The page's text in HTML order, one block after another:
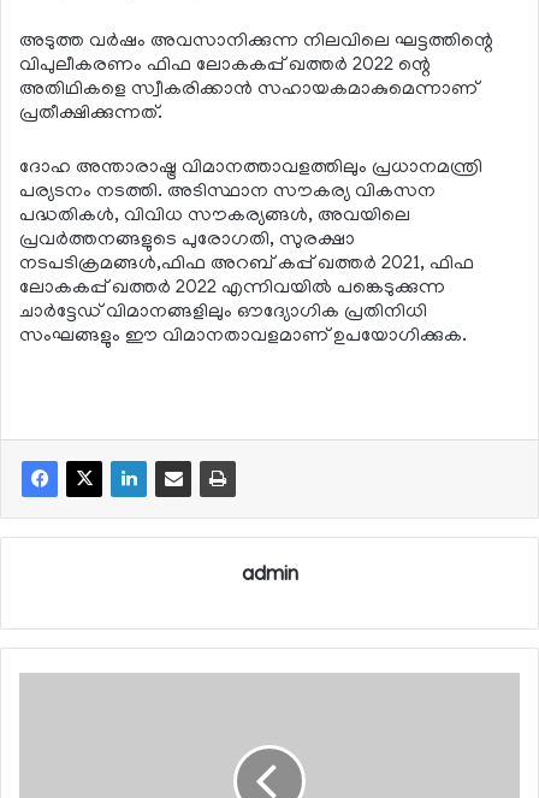
അടുത്ത വര്‍ഷം അവസാനിക്കുന്ന നിലവിലെ ഘട്ടത്തിന്റെ
വിപുലീകരണം ഫിഫ ലോകകപ്പ് ഖത്തര്‍ 2022 ന്റെ
അതിഥികളെ സ്വീകരിക്കാന്‍ സഹായകമാകുമെന്നാണ്
പ്രതീക്ഷിക്കുന്നത്.
ദോഹ അന്താരാഷ്ട്ര വിമാനത്താവളത്തിലും പ്രധാനമന്ത്രി
പര്യടനം നടത്തി. അടിസ്ഥാന സൗകര്യ വികസന
പദ്ധതികള്‍, വിവിധ സൗകര്യങ്ങള്‍, അവയിലെ
പ്രവര്‍ത്തനങ്ങളുടെ പുരോഗതി, സുരക്ഷാ
നടപടിക്രമങ്ങള്‍,ഫിഫ അറബ് കപ്പ് ഖത്തര്‍ 2021, ഫിഫ
ലോകകപ്പ് ഖത്തര്‍ 2022 എന്നിവയില്‍ പങ്കെടുക്കുന്ന
ചാര്‍ട്ടേഡ് വിമാനങ്ങളിലും ഔദ്യോഗിക പ്രതിനിധി
സംഘങ്ങളും ഈ വിമാനതാവളമാണ് ഉപയോഗിക്കുക.
admin